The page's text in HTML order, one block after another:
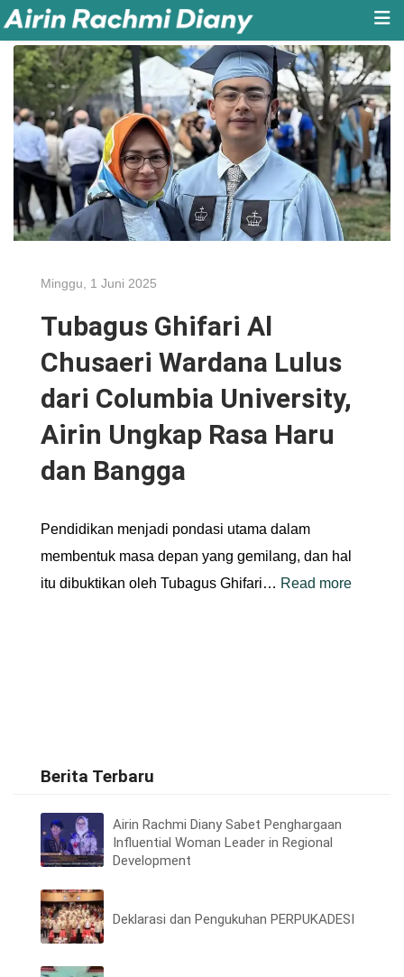
Minggu, 1 Juni 2025
Tubagus Ghifari Al
Chusaeri Wardana Lulus
dari Columbia University,
Airin Ungkap Rasa Haru
dan Bangga
Pendidikan menjadi pondasi utama dalam
membentuk masa depan yang gemilang, dan hal
itu dibuktikan oleh Tubagus Ghifari… Read more
Berita Terbaru
Airin Rachmi Diany Sabet Penghargaan
Influential Woman Leader in Regional
Development
Deklarasi dan Pengukuhan PERPUKADESI